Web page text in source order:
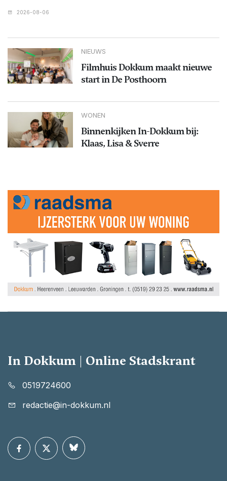
2026-08-06
NIEUWS
Filmhuis Dokkum maakt nieuwe
start in De Posthoorn
WONEN
Binnenkijken In-Dokkum bij:
Klaas, Lisa & Sverre
In Dokkum | Online Stadskrant
0519724600
redactie@in-dokkum.nl